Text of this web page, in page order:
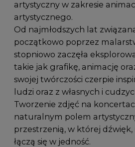
artystyczny w zakresie
artystycznego.
Od najmłodszych lat
początkowo poprzez
stopniowo zaczęła
takie jak grafikę, animację
swojej twórczości czerpie
ludzi oraz z własnych i
Tworzenie zdjęć na
naturalnym polem
przestrzenią, w której dźwięk,
łączą się w jedność.